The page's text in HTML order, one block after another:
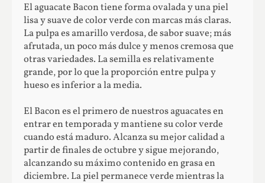
El aguacate Bacon tiene forma ovalada y una piel
lisa y suave de color verde con marcas más claras.
La pulpa es amarillo verdosa, de sabor suave; más
afrutada, un poco más dulce y menos cremosa que
otras variedades. La semilla es relativamente
grande, por lo que la proporción entre pulpa y
hueso es inferior a la media.
El Bacon es el primero de nuestros aguacates en
entrar en temporada y mantiene su color verde
cuando está maduro. Alcanza su mejor calidad a
partir de finales de octubre y sigue mejorando,
alcanzando su máximo contenido en grasa en
diciembre. La piel permanece verde mientras la